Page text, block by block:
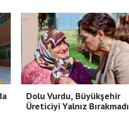
Dolu Vurdu, Büyükşehir
Üreticiyi Yalnız Bırakmadı